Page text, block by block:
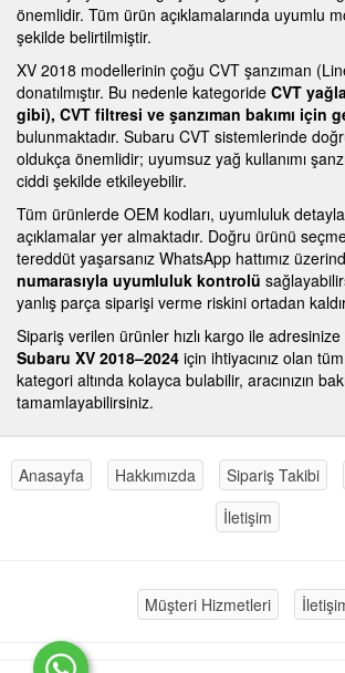
önemlidir. Tüm ürün açıklamalarında uyumlu
şekilde belirtilmiştir.
XV 2018 modellerinin çoğu CVT şanzıman
donatılmıştır. Bu nedenle kategoride CVT
gibi), CVT filtresi ve şanzıman bakımı için
bulunmaktadır. Subaru CVT sistemlerinde
oldukça önemlidir; uyumsuz yağ kullanımı
ciddi şekilde etkileyebilir.
Tüm ürünlerde OEM kodları, uyumluluk
açıklamalar yer almaktadır. Doğru ürünü
tereddüt yaşarsanız WhatsApp hattımız
numarasıyla uyumluluk kontrolü
yanlış parça siparişi verme riskini ortadan
Sipariş verilen ürünler hızlı kargo ile adresinize
Subaru XV 2018–2024 için ihtiyacınız olan
kategori altında kolayca bulabilir, aracınızın
tamamlayabilirsiniz.
Anasayfa Hakkımızda Sipariş Takibi
İletişim
Müşteri Hizmetleri